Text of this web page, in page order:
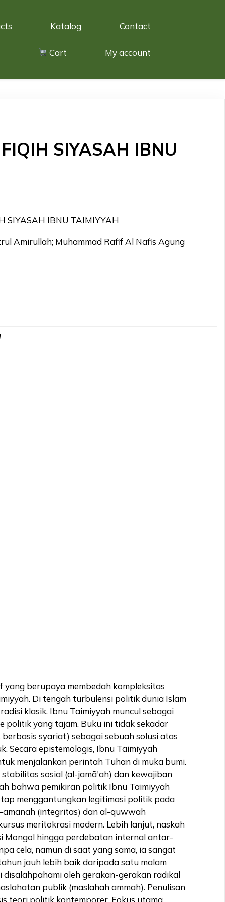
Katalog Contact
Cart My account
SIYASAH IBNU
SIYASAH IBNU TAIMIYYAH
Amirullah; Muhammad Rafif Al Nafis Agung
berupaya membedah kompleksitas
Di tengah turbulensi politik dunia Islam
klasik. Ibnu Taimiyyah muncul sebagai
politik yang tajam. Buku ini tidak sekadar
syariat) sebagai sebuah solusi atas
Secara epistemologis, Ibnu Taimiyyah
menjalankan perintah Tuhan di muka bumi.
sosial (al-jamā'ah) dan kewajiban
bahwa pemikiran politik Ibnu Taimiyyah
menggantungkan legitimasi politik pada
(integritas) dan al-quwwah
meritokrasi modern. Lebih lanjut, naskah
Mongol hingga perdebatan internal antar-
cela, namun di saat yang sama, ia sangat
jauh lebih baik daripada satu malam
oleh gerakan-gerakan radikal
publik (maslahah ammah). Penulisan
teori politik kontemporer. Fokus utama